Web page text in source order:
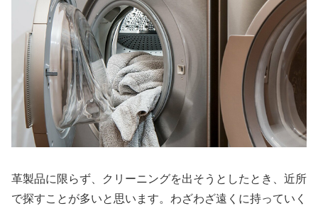
革製品に限らず、クリーニングを出そうとしたとき、近所
で探すことが多いと思います。わざわざ遠くに持っていく